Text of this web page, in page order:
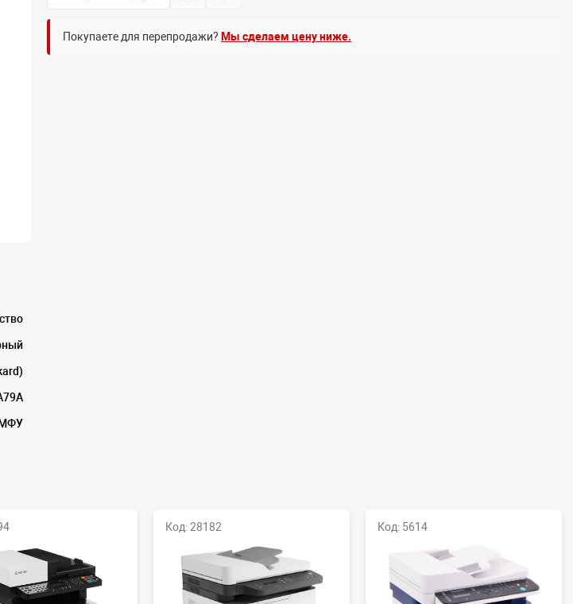
МФУ
Покупаете для перепродажи? Мы сделаем цену ниже.
Код: 28182 Код: 5614